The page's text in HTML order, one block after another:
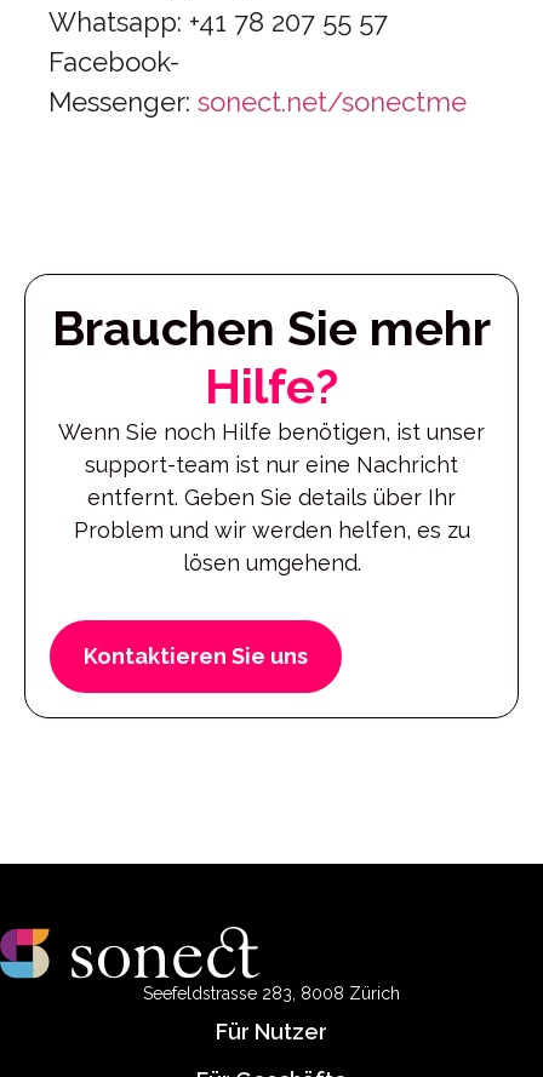
Whatsapp: +41 78 207 55 57
Facebook-
Messenger: sonect.net/sonectme
Brauchen Sie mehr
Hilfe?
Wenn Sie noch Hilfe benötigen, ist unser
support-team ist nur eine Nachricht
entfernt. Geben Sie details über Ihr
Problem und wir werden helfen, es zu
lösen umgehend.
Kontaktieren Sie uns
Seefeldstrasse 283, 8008 Zürich
Für Nutzer